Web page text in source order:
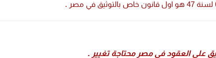
علي العقود في مصر محتاجة تغيير .